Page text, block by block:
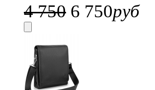
4 750 6 750руб